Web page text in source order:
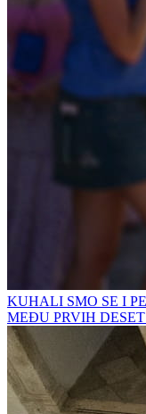
KUHALI SMO SE I
MEĐU PRVIH